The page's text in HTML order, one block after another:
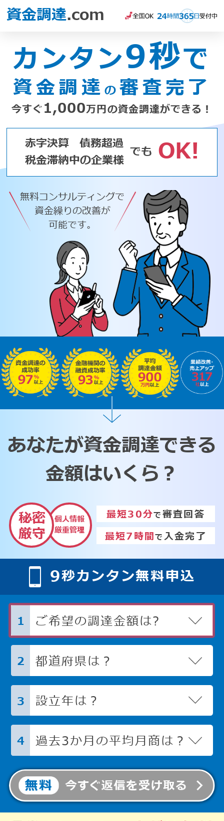
資金調達.com
カンタン9秒で
資金調達 の審査完了
今すぐ1,000万円の資金調達ができる！
赤字決算
債務超過
税金滞納中の企業様 でも OK!
無料コンサルティングで
資金繰りの改善が
可能です。
あなたが資金調達できる
金額はいくら？
秘密
厳守
個人情報
厳重管理
最短30分で審査回答
最短7時間で入金完了
9秒カンタン無料申込
1 ご希望の調達金額は?
2 都道府県は？
3 設立年は？
4 過去3か月の平均月商は？